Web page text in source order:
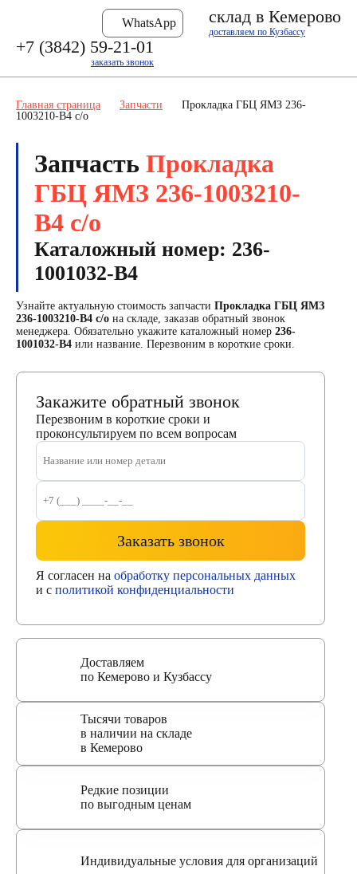
WhatsApp склад в Кемерово
доставляем по Кузбассу
+7 (3842) 59-21-01
заказать звонок
Главная страница Запчасти
Прокладка ГБЦ ЯМЗ 236-
1003210-В4 с/о
Запчасть Прокладка
ГБЦ ЯМЗ 236-1003210-
В4 с/о
Каталожный номер: 236-
1001032-В4
Узнайте актуальную стоимость запчасти Прокладка ГБЦ ЯМЗ
236-1003210-В4 с/о на складе, заказав обратный звонок
менеджера. Обязательно укажите каталожный номер 236-
1001032-В4 или название. Перезвоним в короткие сроки.
Закажите обратный звонок
Перезвоним в короткие сроки и
проконсультируем по всем вопросам
Заказать звонок
Я согласен на обработку персональных данных
и с политикой конфиденциальности
Доставляем
по Кемерово и Кузбассу
Тысячи товаров
в наличии на складе
в Кемерово
Редкие позиции
по выгодным ценам
Индивидуальные условия для организаций